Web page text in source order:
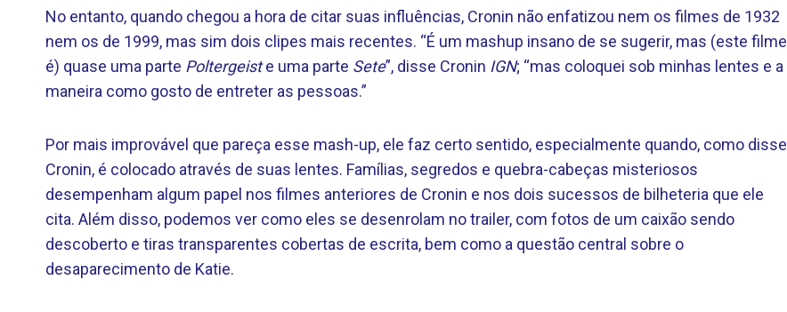
No entanto, quando chegou a hora de citar suas influências, Cronin não enfatizou nem os filmes de 1932
nem os de 1999, mas sim dois clipes mais recentes. “É um mashup insano de se sugerir, mas (este filme
é) quase uma parte Poltergeiste uma parte Sete”, disse Cronin IGN; “mas coloquei sob minhas lentes e a
maneira como gosto de entreter as pessoas.”
Por mais improvável que pareça esse mash-up, ele faz certo sentido, especialmente quando, como disse
Cronin, é colocado através de suas lentes. Famílias, segredos e quebra-cabeças misteriosos
desempenham algum papel nos filmes anteriores de Cronin e nos dois sucessos de bilheteria que ele
cita. Além disso, podemos ver como eles se desenrolam no trailer, com fotos de um caixão sendo
descoberto e tiras transparentes cobertas de escrita, bem como a questão central sobre o
desaparecimento de Katie.